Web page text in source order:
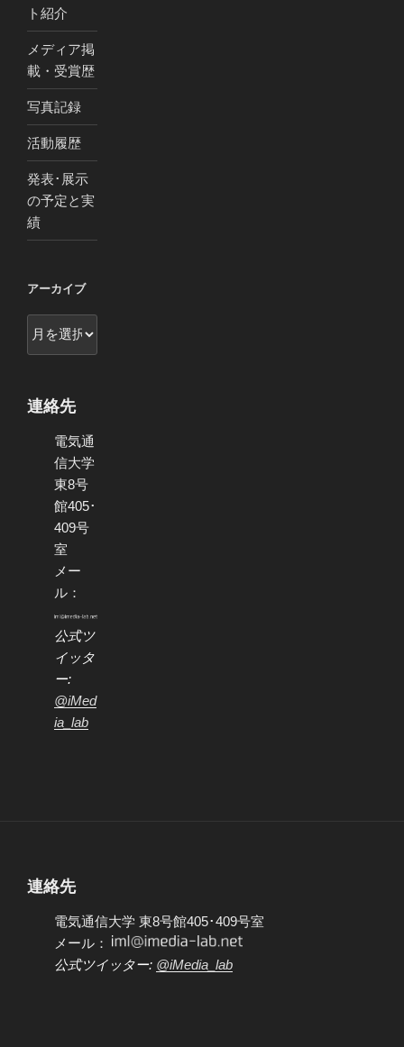
ト紹介
メディア掲
載・受賞歴
写真記録
活動履歴
発表･展示
の予定と実
績
アーカイブ
ー
ブ
連絡先
電気通
信大学
東8号
館405･
409号
室
メー
ル：
公式ツ
イッタ
ー:
@iMed
ia_lab
連絡先
電気通信大学 東8号館405･409号室
メール：
公式ツイッター: @iMedia_lab